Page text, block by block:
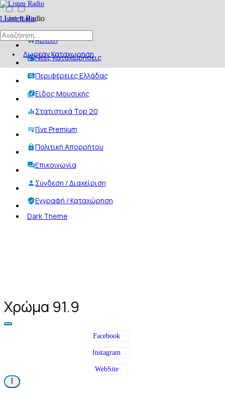
Listen Radio
Δωρεαν Καταχωρηση
Listen Radio
Αρχική
Νέες Καταχωρήσεις
Περιφέρειες Ελλάδας
Είδος Μουσικής
Στατιστικά Top 20
Γίνε Premium
Πολιτική Απορρήτου
Επικοινωνία
Σύνδεση / Διαχείριση
Εγγραφή / Καταχώρηση
Dark Theme
Χρώμα 91.9
Facebook
Instagram
WebSite